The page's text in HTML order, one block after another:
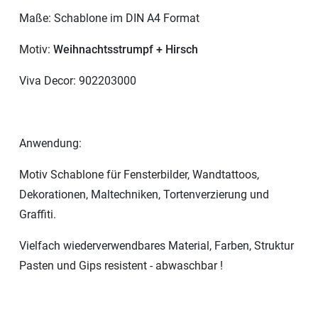
Maße: Schablone im DIN A4 Format
Motiv: Weihnachtsstrumpf + Hirsch
Viva Decor: 902203000
Anwendung:
Motiv Schablone für Fensterbilder, Wandtattoos,
Dekorationen, Maltechniken, Tortenverzierung und
Graffiti.
Vielfach wiederverwendbares Material, Farben, Struktur
Pasten und Gips resistent - abwaschbar !